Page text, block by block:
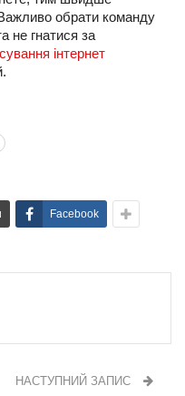
обрати команду
не гнатися за
інтернет
Facebook
НАСТУПНИЙ ЗАПИС